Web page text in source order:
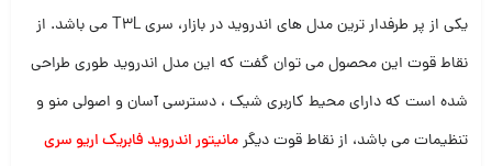
مهلت تست: 7 روز
گارانتی: سلامت فنی و ظاهری و فیزیکی
عمومی
ساخت: چین (درجه یک /اصلی)
یکی از پر طرفدار ترین مدل های اندروید در بازار، سری T3L می باشد. از
نقاط قوت این محصول می توان گفت که این مدل اندروید طوری طراحی
شده است که دارای محیط کاربری شیک ، دسترسی آسان و اصولی منو و
تنظیمات می باشد، از نقاط قوت دیگرمانیتور اندروید فابریک اریو سری